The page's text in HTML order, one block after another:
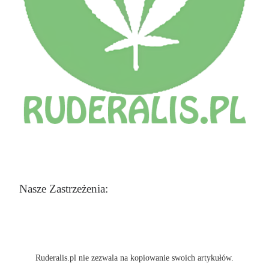
Nasze Zastrzeżenia:
Ruderalis.pl nie zezwala na kopiowanie swoich artykułów.